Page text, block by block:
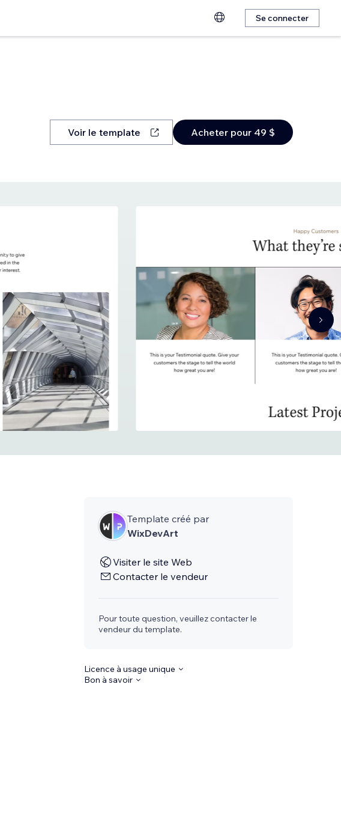
Se connecter
Voir le template Acheter pour 49 $
Template créé par
WixDevArt
Visiter le site Web
Contacter le vendeur
Pour toute question, veuillez contacter le
vendeur du template.
Licence à usage unique
Bon à savoir